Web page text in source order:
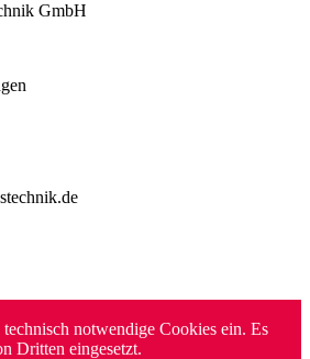
GmbH
notwendige Cookies ein. Es
Dritten eingesetzt.